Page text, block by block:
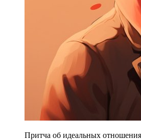
Притча об идеальных